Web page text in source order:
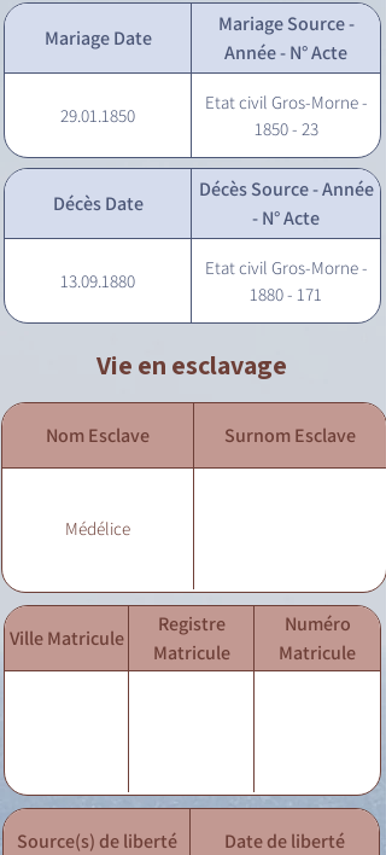
Mariage Date
Mariage Source -
Année - N° Acte
29.01.1850
Etat civil Gros-Morne -
1850 - 23
Décès Date
Décès Source - Année
- N° Acte
13.09.1880
Etat civil Gros-Morne -
1880 - 171
Vie en esclavage
Nom Esclave Surnom Esclave
Médélice
Ville Matricule
Registre
Matricule
Numéro
Matricule
Source(s) de liberté Date de liberté